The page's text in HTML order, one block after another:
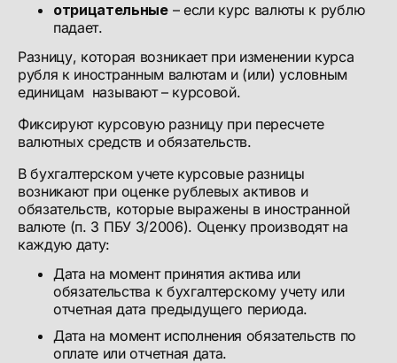
отрицательные– если курс валюты к рублю
падает.
Разницу, которая возникает при изменении курса
рубля к иностранным валютам и (или) условным
единицам называют – курсовой.
Фиксируют курсовую разницу при пересчете
валютных средств и обязательств.
В бухгалтерском учете курсовые разницы
возникают при оценке рублевых активов и
обязательств, которые выражены в иностранной
валюте (п. 3 ПБУ 3/2006). Оценку производят на
каждую дату:
Дата на момент принятия актива или
обязательства к бухгалтерскому учету или
отчетная дата предыдущего периода.
Дата на момент исполнения обязательств по
оплате или отчетная дата.